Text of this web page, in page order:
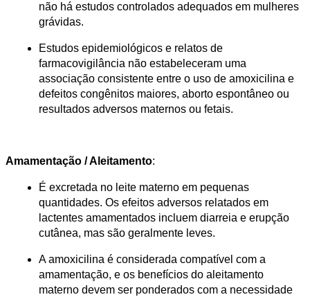
não há estudos controlados adequados em mulheres
grávidas.
Estudos epidemiológicos e relatos de
farmacovigilância não estabeleceram uma
associação consistente entre o uso de amoxicilina e
defeitos congênitos maiores, aborto espontâneo ou
resultados adversos maternos ou fetais.
Amamentação / Aleitamento:
É excretada no leite materno em pequenas
quantidades. Os efeitos adversos relatados em
lactentes amamentados incluem diarreia e erupção
cutânea, mas são geralmente leves.
A amoxicilina é considerada compatível com a
amamentação, e os benefícios do aleitamento
materno devem ser ponderados com a necessidade